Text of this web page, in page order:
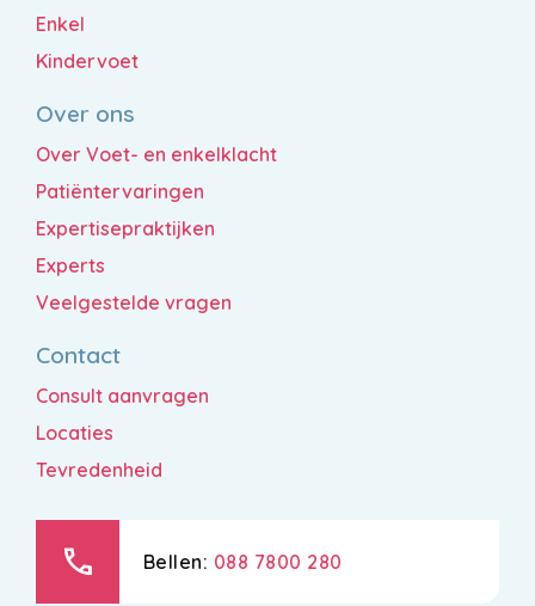
Enkel
Kindervoet
Over ons
Over Voet- en enkelklacht
Patiëntervaringen
Expertisepraktijken
Experts
Veelgestelde vragen
Contact
Consult aanvragen
Locaties
Tevredenheid
call Bellen: 088 7800 280